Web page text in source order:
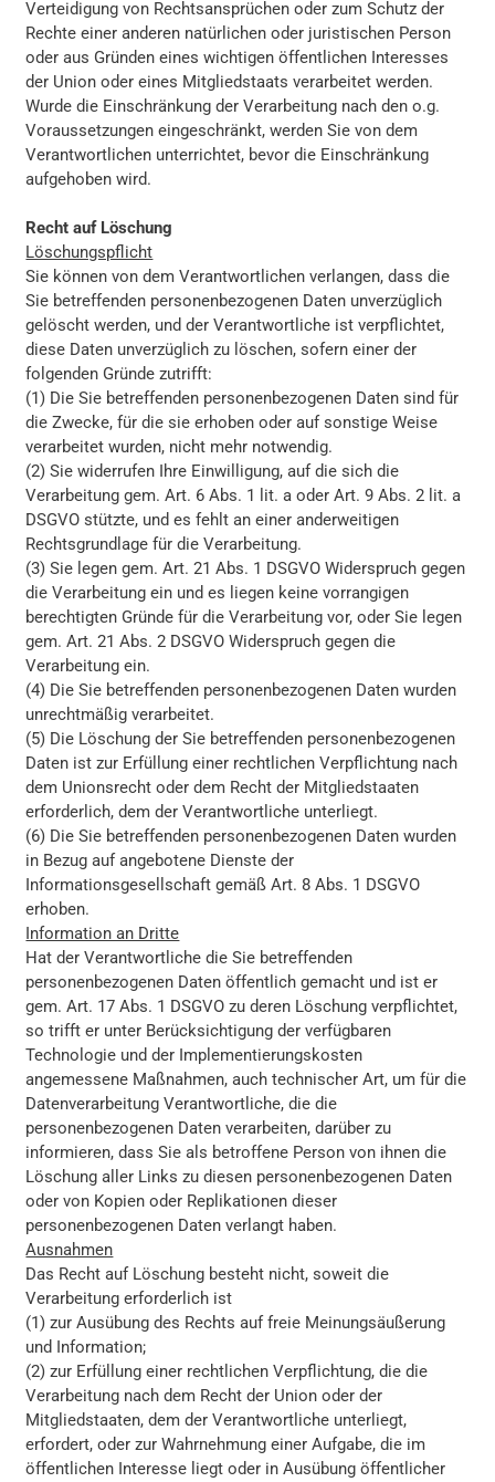
Verteidigung von Rechtsansprüchen oder zum Schutz der
Rechte einer anderen natürlichen oder juristischen Person
oder aus Gründen eines wichtigen öffentlichen Interesses
der Union oder eines Mitgliedstaats verarbeitet werden.
Wurde die Einschränkung der Verarbeitung nach den o.g.
Voraussetzungen eingeschränkt, werden Sie von dem
Verantwortlichen unterrichtet, bevor die Einschränkung
aufgehoben wird.
Recht auf Löschung
Löschungspflicht
Sie können von dem Verantwortlichen verlangen, dass die
Sie betreffenden personenbezogenen Daten unverzüglich
gelöscht werden, und der Verantwortliche ist verpflichtet,
diese Daten unverzüglich zu löschen, sofern einer der
folgenden Gründe zutrifft:
(1) Die Sie betreffenden personenbezogenen Daten sind für
die Zwecke, für die sie erhoben oder auf sonstige Weise
verarbeitet wurden, nicht mehr notwendig.
(2) Sie widerrufen Ihre Einwilligung, auf die sich die
Verarbeitung gem. Art. 6 Abs. 1 lit. a oder Art. 9 Abs. 2 lit. a
DSGVO stützte, und es fehlt an einer anderweitigen
Rechtsgrundlage für die Verarbeitung.
(3) Sie legen gem. Art. 21 Abs. 1 DSGVO Widerspruch gegen
die Verarbeitung ein und es liegen keine vorrangigen
berechtigten Gründe für die Verarbeitung vor, oder Sie legen
gem. Art. 21 Abs. 2 DSGVO Widerspruch gegen die
Verarbeitung ein.
(4) Die Sie betreffenden personenbezogenen Daten wurden
unrechtmäßig verarbeitet.
(5) Die Löschung der Sie betreffenden personenbezogenen
Daten ist zur Erfüllung einer rechtlichen Verpflichtung nach
dem Unionsrecht oder dem Recht der Mitgliedstaaten
erforderlich, dem der Verantwortliche unterliegt.
(6) Die Sie betreffenden personenbezogenen Daten wurden
in Bezug auf angebotene Dienste der
Informationsgesellschaft gemäß Art. 8 Abs. 1 DSGVO
erhoben.
Information an Dritte
Hat der Verantwortliche die Sie betreffenden
personenbezogenen Daten öffentlich gemacht und ist er
gem. Art. 17 Abs. 1 DSGVO zu deren Löschung verpflichtet,
so trifft er unter Berücksichtigung der verfügbaren
Technologie und der Implementierungskosten
angemessene Maßnahmen, auch technischer Art, um für die
Datenverarbeitung Verantwortliche, die die
personenbezogenen Daten verarbeiten, darüber zu
informieren, dass Sie als betroffene Person von ihnen die
Löschung aller Links zu diesen personenbezogenen Daten
oder von Kopien oder Replikationen dieser
personenbezogenen Daten verlangt haben.
Ausnahmen
Das Recht auf Löschung besteht nicht, soweit die
Verarbeitung erforderlich ist
(1) zur Ausübung des Rechts auf freie Meinungsäußerung
und Information;
(2) zur Erfüllung einer rechtlichen Verpflichtung, die die
Verarbeitung nach dem Recht der Union oder der
Mitgliedstaaten, dem der Verantwortliche unterliegt,
erfordert, oder zur Wahrnehmung einer Aufgabe, die im
öffentlichen Interesse liegt oder in Ausübung öffentlicher